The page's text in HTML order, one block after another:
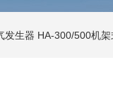
发生器 HA-300/500机